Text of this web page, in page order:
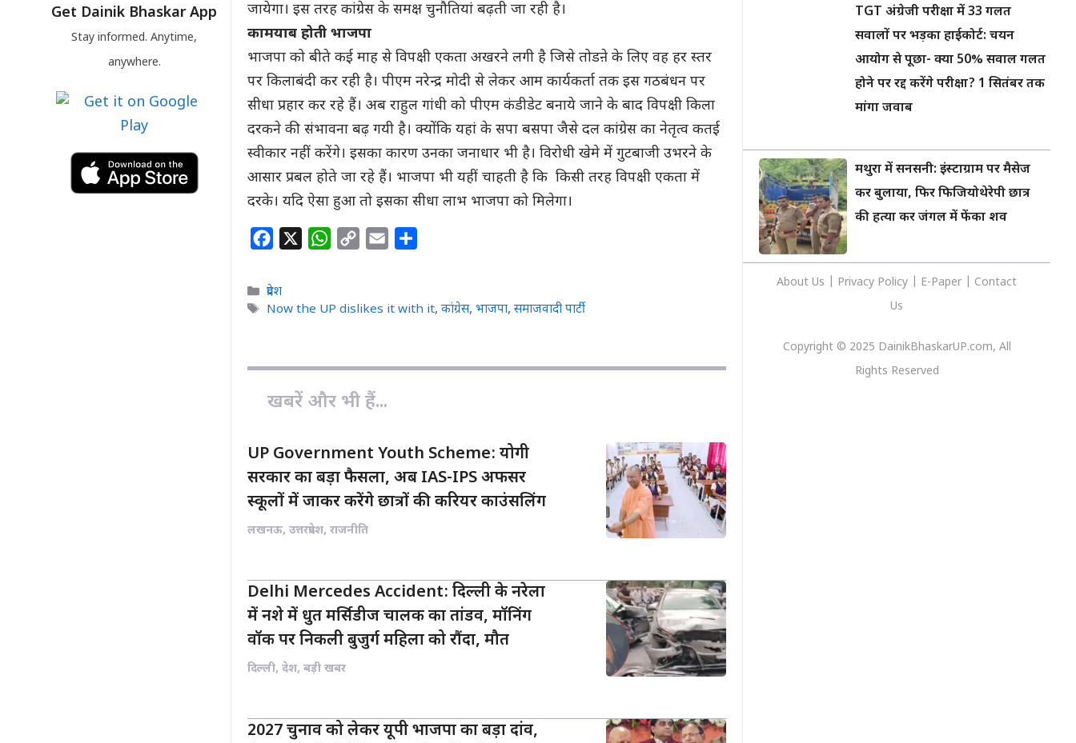
जायेगा। इस तरह कांग्रेस के समक्ष चुनौतियां बढ़ती जा रही है।
कामयाब होती भाजपा
भाजपा को बीते कई माह से विपक्षी एकता अखरने लगी है जिसे तोडऩे के लिए वह हर स्तर
पर किलाबंदी कर रही है। पीएम नरेन्द्र मोदी से लेकर आम कार्यकर्ता तक इस गठबंधन पर
सीधा प्रहार कर रहे हैं। अब राहुल गांधी को पीएम कंडीडेट बनाये जाने के बाद विपक्षी किला
दरकने की संभावना बढ़ गयी है। क्योंकि यहां के सपा बसपा जैसे दल कांग्रेस का नेतृत्व कतई
स्वीकार नहीं करेंगे। इसका कारण उनका जनाधार भी है। विरोधी खेमे में गुटबाजी उभरने के
आसार प्रबल होते जा रहे हैं। भाजपा भी यहीं चाहती है कि किसी तरह विपक्षी एकता में
दरके। यदि ऐसा हुआ तो इसका सीधा लाभ भाजपा को मिलेगा।
e
o
k
W
t
p
p
y
n
k
i
r
Categories
प्रदेश
Tags
Now the UP dislikes it with it,कांग्रेस,भाजपा,समाजवादी पार्टी
खबरें और भी हैं...
UP Government Youth Scheme: योगी
सरकार का बड़ा फैसला, अब IAS-IPS अफसर
स्कूलों में जाकर करेंगे छात्रों की करियर काउंसलिंग
लखनऊ, उत्तरप्रदेश, राजनीति
Delhi Mercedes Accident: दिल्ली के नरेला
में नशे में धुत मर्सिडीज चालक का तांडव, मॉनिंग
वॉक पर निकली बुजुर्ग महिला को रौंदा, मौत
दिल्ली, देश, बड़ी खबर
2027 चुनाव को लेकर यूपी भाजपा का बड़ा दांव,
Get Dainik Bhaskar App
Stay informed. Anytime,
anywhere.
TGT अंग्रेजी परीक्षा में 33 गलत
सवालों पर भड़का हाईकोर्ट: चयन
आयोग से पूछा- क्या 50% सवाल गलत
होने पर रद्द करेंगे परीक्षा? 1 सितंबर तक
मांगा जवाब
मथुरा में सनसनी: इंस्टाग्राम पर मैसेज
कर बुलाया, फिर फिजियोथेरेपी छात्र
की हत्या कर जंगल में फेंका शव
About Us Privacy Policy E-Paper
Contact
Us
Copyright © 2025 DainikBhaskarUP.com, All
Rights Reserved